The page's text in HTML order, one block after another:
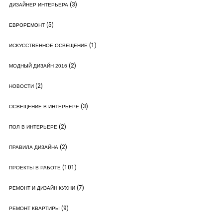
ДИЗАЙНЕР ИНТЕРЬЕРА(3)
ЕВРОРЕМОНТ(5)
ИСКУССТВЕННОЕ ОСВЕЩЕНИЕ(1)
МОДНЫЙ ДИЗАЙН 2016 (2)
НОВОСТИ(2)
ОСВЕЩЕНИЕ В ИНТЕРЬЕРЕ(3)
ПОЛ В ИНТЕРЬЕРЕ(2)
ПРАВИЛА ДИЗАЙНА(2)
ПРОЕКТЫ В РАБОТЕ(101)
РЕМОНТ И ДИЗАЙН КУХНИ(7)
РЕМОНТ КВАРТИРЫ (9)